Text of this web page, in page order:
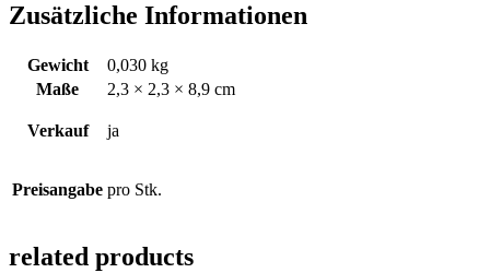
Zusätzliche Informationen
Gewicht
0,030 kg
Maße
2,3 × 2,3 × 8,9 cm
Verkauf ja
Preisangabe pro Stk.
related products